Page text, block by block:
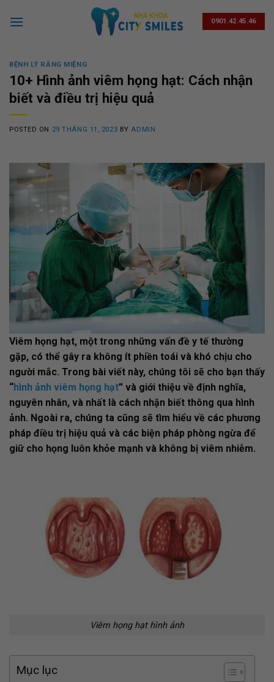
0901.42.45.46
BỆNH LÝ RĂNG MIỆNG
10+ Hình ảnh viêm họng hạt: Cách nhận
biết và điều trị hiệu quả
POSTED ON 29 THÁNG 11, 2023 BY ADMIN
Viêm họng hạt, một trong những vấn đề y tế thường
gặp, có thể gây ra không ít phiền toái và khó chịu cho
người mắc. Trong bài viết này, chúng tôi sẽ cho bạn thấy
“hình ảnh viêm họng hạt” và giới thiệu về định nghĩa,
nguyên nhân, và nhất là cách nhận biết thông qua hình
ảnh. Ngoài ra, chúng ta cũng sẽ tìm hiểu về các phương
pháp điều trị hiệu quả và các biện pháp phòng ngừa để
giữ cho họng luôn khỏe mạnh và không bị viêm nhiễm.
Viêm họng hạt hình ảnh
Mục lục